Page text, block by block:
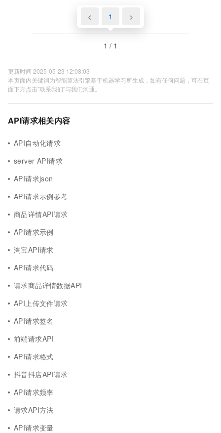
< 1 >
1 / 1
更新时间 2025-05-23 12:08:03
本页面内关键词为智能算法引擎基于机器学习所生成，如有任何问题，可在页
面下方点击"联系我们"与我们沟通。
API请求相关内容
API自动化请求
server API请求
API请求json
API请求示例参考
商品详情API请求
API请求示例
淘宝API请求
API请求代码
请求商品详情数据API
API上传文件请求
API请求签名
前端请求API
API请求格式
抖音抖店API请求
API请求频率
请求API方法
API请求变量